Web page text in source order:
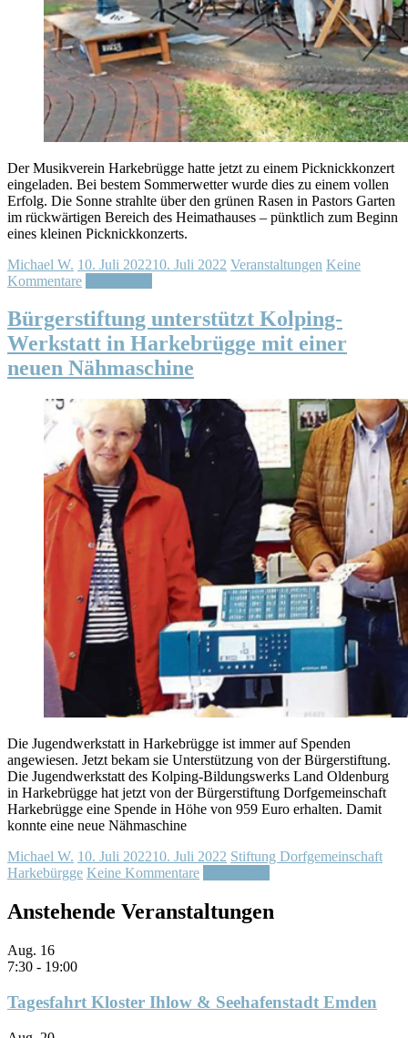
Der Musikverein Harkebrügge hatte jetzt zu einem Picknickkonzert
eingeladen. Bei bestem Sommerwetter wurde dies zu einem vollen
Erfolg. Die Sonne strahlte über den grünen Rasen in Pastors Garten
im rückwärtigen Bereich des Heimathauses – pünktlich zum Beginn
eines kleinen Picknickkonzerts.
Michael W. 10. Juli 202210. Juli 2022 Veranstaltungen Keine
Kommentare
Bürgerstiftung unterstützt Kolping-
Werkstatt in Harkebrügge mit einer
neuen Nähmaschine
Die Jugendwerkstatt in Harkebrügge ist immer auf Spenden
angewiesen. Jetzt bekam sie Unterstützung von der Bürgerstiftung.
Die Jugendwerkstatt des Kolping-Bildungswerks Land Oldenburg
in Harkebrügge hat jetzt von der Bürgerstiftung Dorfgemeinschaft
Harkebrügge eine Spende in Höhe von 959 Euro erhalten. Damit
konnte eine neue Nähmaschine
Michael W. 10. Juli 202210. Juli 2022 Stiftung Dorfgemeinschaft
Harkebürgge Keine Kommentare
Anstehende Veranstaltungen
Aug. 16
7:30 - 19:00
Tagesfahrt Kloster Ihlow & Seehafenstadt Emden